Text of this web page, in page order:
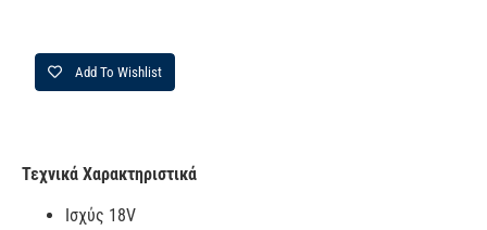
Add To Wishlist
Τεχνικά Χαρακτηριστικά
Ισχύς 18V